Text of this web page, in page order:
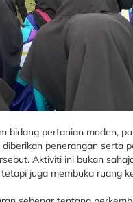
bidang pertanian moden,
penerangan serta
Aktiviti ini bukan
juga membuka ruang